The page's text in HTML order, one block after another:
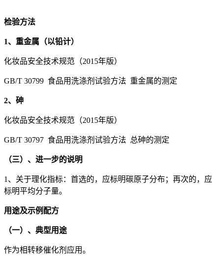
检验方法
1、重金属（以铅计）
化妆品安全技术规范（2015年版）
GB/T 30799 食品用洗涤剂试验方法 重金属的测定
2、砷
化妆品安全技术规范（2015年版）
GB/T 30797 食品用洗涤剂试验方法 总砷的测定
（三）、进一步的说明
1、关于理化指标：首选的，应标明碳原子分布；再次的，应
标明平均分子量。
用途及示例配方
（一）、典型用途
作为相转移催化剂应用。